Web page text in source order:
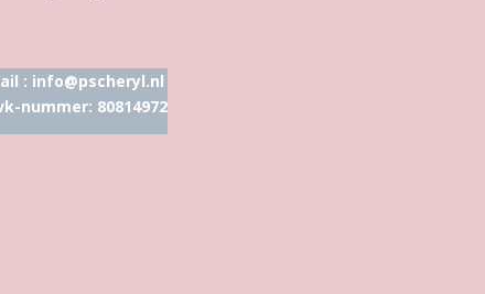
: info@pscheryl.nl
nummer: 80814972